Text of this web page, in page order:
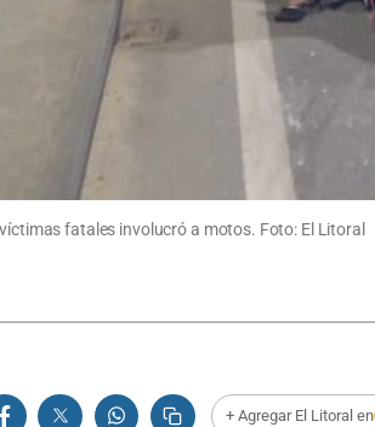
fatales involucró a motos. Foto: El Litoral
+ Agregar El Litoral en